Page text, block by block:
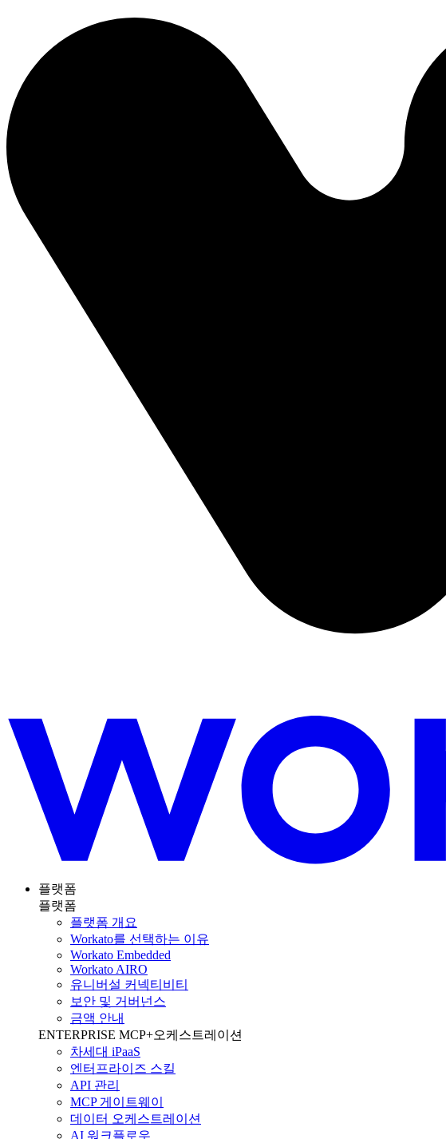
플랫폼
플랫폼
플랫폼 개요
Workato를 선택하는 이유
Workato Embedded
Workato AIRO
유니버설 커넥티비티
보안 및 거버넌스
금액 안내
ENTERPRISE MCP+오케스트레이션
차세대 iPaaS
엔터프라이즈 스킬
API 관리
MCP 게이트웨이
데이터 오케스트레이션
AI 워크플로우